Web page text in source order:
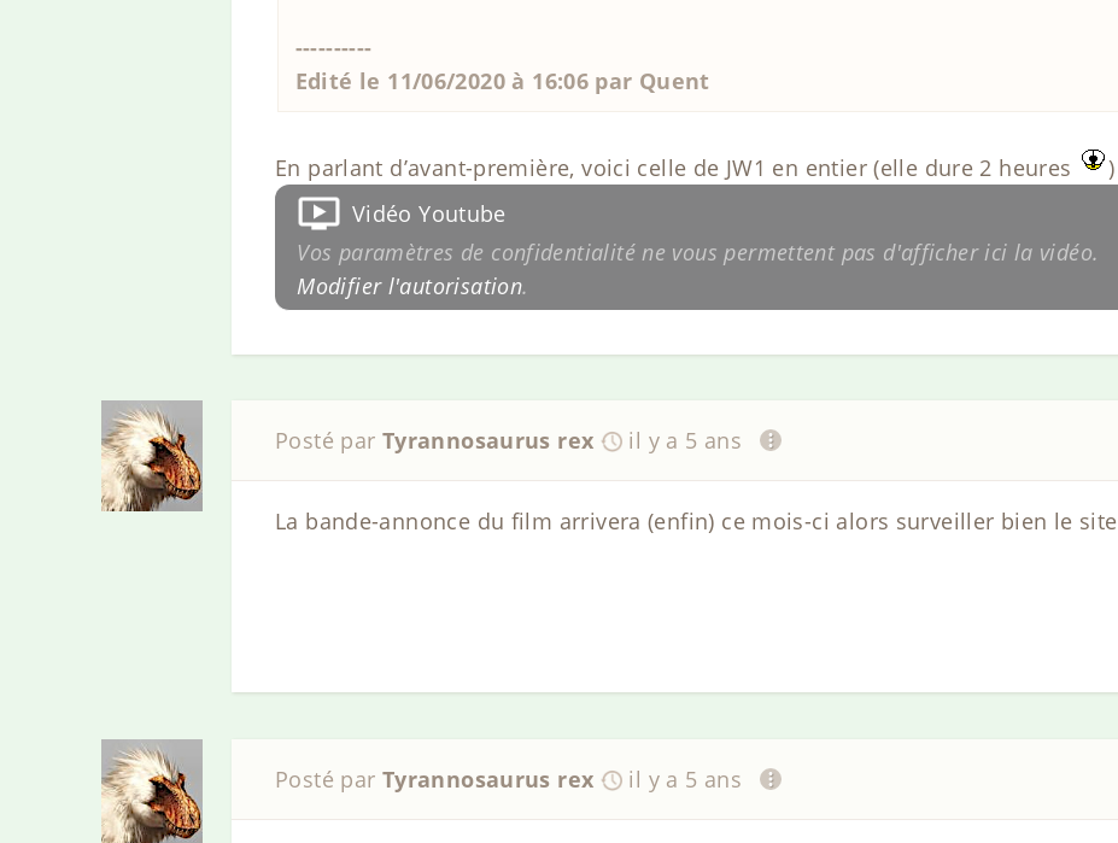
----------
Edité le 11/06/2020 à 16:06 par Quent
En parlant d’avant-première, voici celle de JW1 en entier (elle dure 2 heures
)
Vidéo Youtube
Vos paramètres de confidentialité ne vous permettent pas d'afficher ici la vidéo.
Modifier l'autorisation.
Posté par Tyrannosaurus rex il y a 5 ans
La bande-annonce du film arrivera (enfin) ce mois-ci alors surveiller bien le site
Posté par Tyrannosaurus rex il y a 5 ans